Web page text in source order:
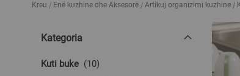
Kreu Enë kuzhine dhe Aksesorë Artikuj organizimi kuzhine
Kategoria
Kuti buke 10produkte